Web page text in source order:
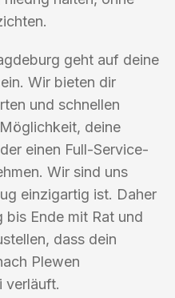
geht auf deine
Wir bieten dir
und schnellen
deine
einen Full-Service-
Wir sind uns
einzigartig ist. Daher
Ende mit Rat und
dass dein
Plewen
verläuft.